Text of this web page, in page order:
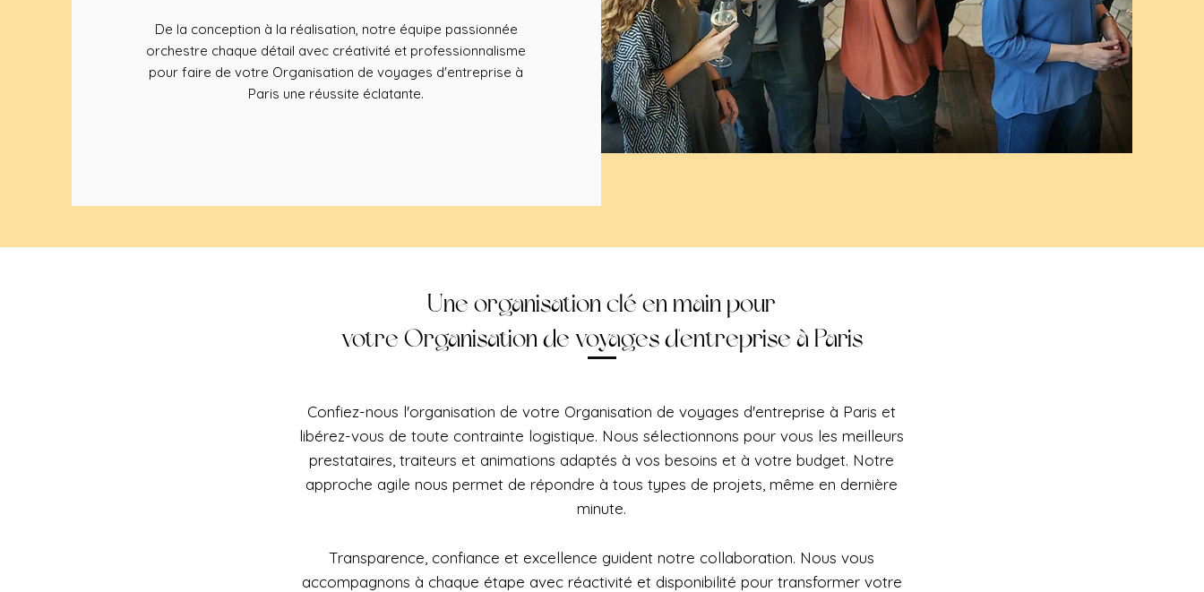
De la conception à la réalisation, notre équipe passionnée
orchestre chaque détail avec créativité et professionnalisme
pour faire de votre Organisation de voyages d'entreprise à
Paris une réussite éclatante.
Une organisation clé en main pour
votre Organisation de voyages d'entreprise à Paris
Confiez-nous l'organisation de votre Organisation de voyages d'entreprise à Paris et
libérez-vous de toute contrainte logistique. Nous sélectionnons pour vous les meilleurs
prestataires, traiteurs et animations adaptés à vos besoins et à votre budget. Notre
approche agile nous permet de répondre à tous types de projets, même en dernière
minute.
Transparence, confiance et excellence guident notre collaboration. Nous vous
accompagnons à chaque étape avec réactivité et disponibilité pour transformer votre